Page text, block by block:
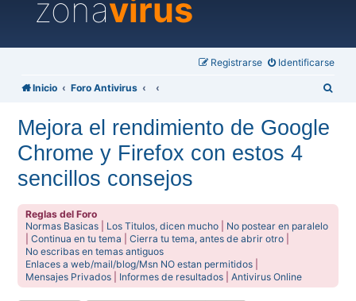
zonavirus
Identificarse
Registrarse
Inicio Foro Antivirus
Mejora el rendimiento de Google
Chrome y Firefox con estos 4
sencillos consejos
Reglas del Foro
Normas Basicas
Los Titulos, dicen mucho
No postear en paralelo
|Continua en tu tema |Cierra tu tema, antes de abrir otro
No escribas en temas antiguos
Enlaces a web/mail/blog/Msn NO estan permitidos
Mensajes Privados
Informes de resultados |Antivirus Online